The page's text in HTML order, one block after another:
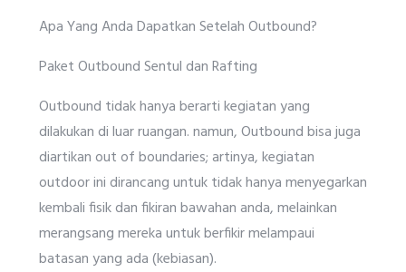
Apa Yang Anda Dapatkan Setelah Outbound?
Paket Outbound Sentul dan Rafting
Outbound tidak hanya berarti kegiatan yang
dilakukan di luar ruangan. namun, Outbound bisa juga
diartikan out of boundaries; artinya, kegiatan
outdoor ini dirancang untuk tidak hanya menyegarkan
kembali fisik dan fikiran bawahan anda, melainkan
merangsang mereka untuk berfikir melampaui
batasan yang ada (kebiasan).